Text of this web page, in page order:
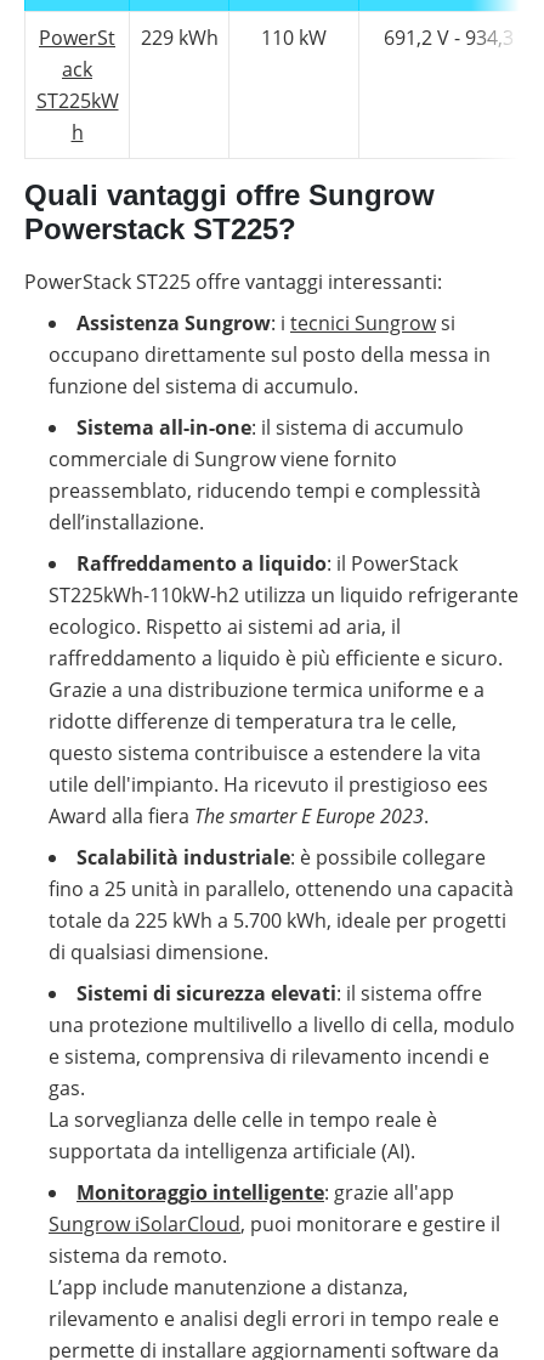
PowerSt
ack
ST225kW
h
229 kWh 110 kW 691,2 V - 934,3 V
Quali vantaggi offre Sungrow
Powerstack ST225?
PowerStack ST225 offre vantaggi interessanti:
Assistenza Sungrow: i tecnici Sungrowsi
occupano direttamente sul posto della messa in
funzione del sistema di accumulo.
Sistema all-in-one: il sistema di accumulo
commerciale di Sungrow viene fornito
preassemblato, riducendo tempi e complessità
dell’installazione.
Raffreddamento a liquido: il PowerStack
ST225kWh-110kW-h2 utilizza un liquido refrigerante
ecologico. Rispetto ai sistemi ad aria, il
raffreddamento a liquido è più efficiente e sicuro.
Grazie a una distribuzione termica uniforme e a
ridotte differenze di temperatura tra le celle,
questo sistema contribuisce a estendere la vita
utile dell'impianto. Ha ricevuto il prestigioso ees
Award alla fiera The smarter E Europe 2023.
Scalabilità industriale: è possibile collegare
fino a 25 unità in parallelo, ottenendo una capacità
totale da 225 kWh a 5.700 kWh, ideale per progetti
di qualsiasi dimensione.
Sistemi di sicurezza elevati: il sistema offre
una protezione multilivello a livello di cella, modulo
e sistema, comprensiva di rilevamento incendi e
gas.
La sorveglianza delle celle in tempo reale è
supportata da intelligenza artificiale (AI).
Monitoraggio intelligente: grazie all'app
Sungrow iSolarCloud, puoi monitorare e gestire il
sistema da remoto.
L’app include manutenzione a distanza,
rilevamento e analisi degli errori in tempo reale e
permette di installare aggiornamenti software da